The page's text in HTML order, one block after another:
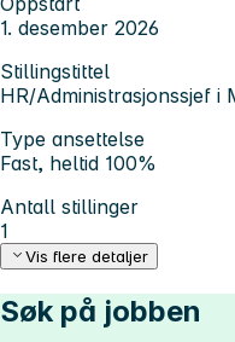
1. desember 2026
Stillingstittel
HR/Administrasjonssjef i
Type ansettelse
Fast, heltid 100%
Antall stillinger
1
Vis flere detaljer
Søk på jobben